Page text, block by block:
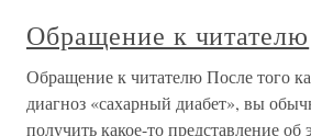
Обращение к читателю
Обращение к читателю После того
диагноз «сахарный диабет», вы
получить какое-то представление об